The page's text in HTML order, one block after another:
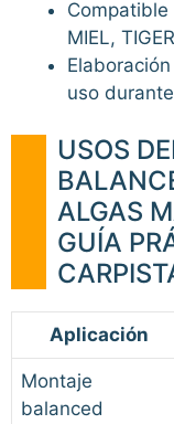
Compatible
MIEL,
uso
USOS
ALGAS
GUÍA
Aplicación
Montaje
balanced